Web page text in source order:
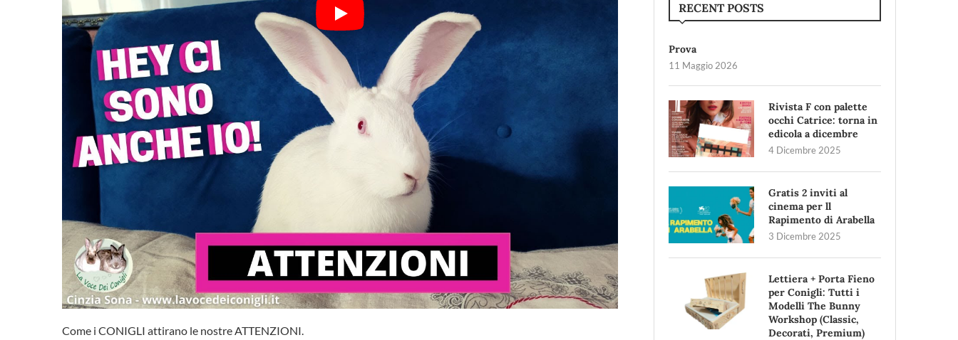
Come i CONIGLI attirano le nostre ATTENZIONI.
RECENT POSTS
Prova
11 Maggio 2026
Rivista F con palette
occhi Catrice: torna in
edicola a dicembre
4 Dicembre 2025
Gratis 2 inviti al
cinema per ll
Rapimento di Arabella
3 Dicembre 2025
Lettiera + Porta Fieno
per Conigli: Tutti i
Modelli The Bunny
Workshop (Classic,
Decorati, Premium)